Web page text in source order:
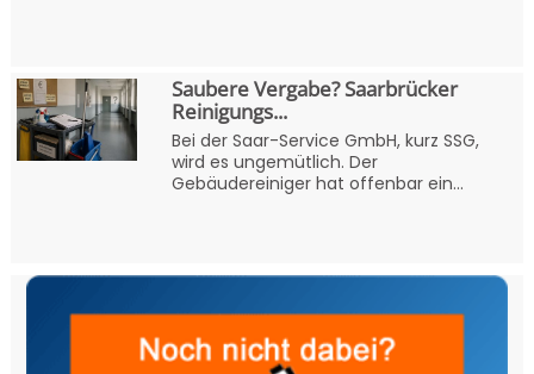
Saubere Vergabe? Saarbrücker
Reinigungs...
Bei der Saar-Service GmbH, kurz SSG,
wird es ungemütlich. Der
Gebäudereiniger hat offenbar ein...